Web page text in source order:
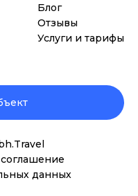
Блог
Отзывы
Услуги и тарифы
данных